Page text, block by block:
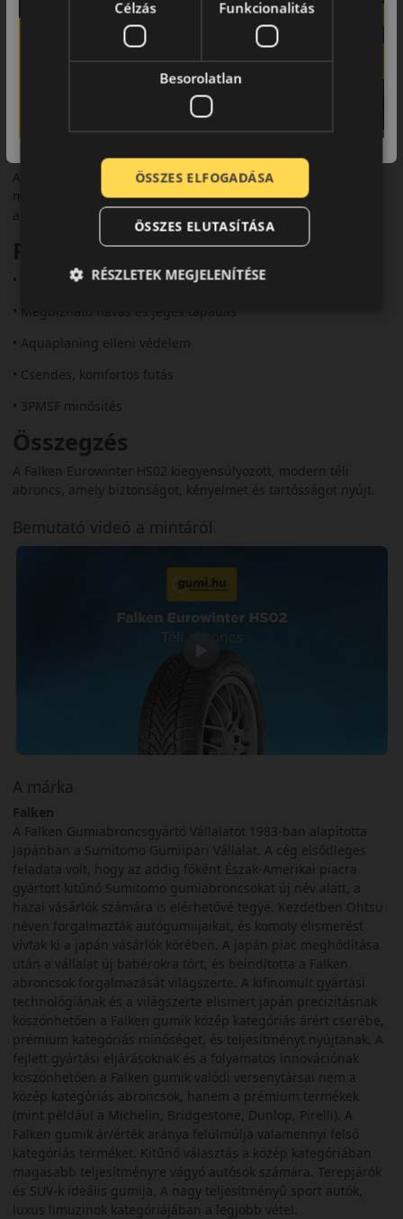
téli előírásoknak.
Komfort és zajszint
Az optimalizált blokkelrendezés halk futást eredményez, a
rezgések mérséklése pedig kényelmesebb vezetést biztosít
Felhasználási ajánlás
A Falken HS02 Eurowinter ideális választás azoknak a
mindennapi autósoknak, akik biztonságos és megbízható téli
abroncsot keresnek városi és autópályás közlekedéshez.
Fő előnyök röviden:
• Irányított V-alakú futófelület
• Megbízható havas és jeges tapadás
• Aquaplaning elleni védelem
• Csendes, komfortos futás
• 3PMSF minősítés
Összegzés
A Falken Eurowinter HS02 kiegyensúlyozott, modern téli
abroncs, amely biztonságot, kényelmet és tartósságot nyújt.
Bemutató videó a mintáról
A márka
Falken
A Falken Gumiabroncsgyártó Vállalatot 1983-ban alapította
Japánban a Sumitomo Gumiipari Vállalat. A cég elsődleges
feladata volt, hogy az addig főként Észak-Amerikai piacra
gyártott kitűnő Sumitomo gumiabroncsokat új név alatt, a
hazai vásárlók számára is elérhetővé tegye. Kezdetben Ohtsu
néven forgalmazták autógumiijaikat, és komoly elismerést
vívtak ki a japán vásárlók körében. A japán piac meghódítása
után a vállalat új babérokra tört, és beindította a Falken
abroncsok forgalmazását világszerte. A kifinomult gyártási
technológiának és a világszerte elismert japán precizitásnak
köszönhetően a Falken gumik közép kategóriás árért cserébe,
prémium kategóriás minőséget, és teljesítményt nyújtanak. A
fejlett gyártási eljárásoknak és a folyamatos innovációnak
köszönhetően a Falken gumik valódi versenytársai nem a
közép kategóriás abroncsok, hanem a prémium termékek
(mint például a Michelin, Bridgestone, Dunlop, Pirelli). A
Falken gumik ár/érték aránya felülmúlja valamennyi felső
kategóriás terméket. Kitűnő választás a közép kategóriában
magasabb teljesítményre vágyó autósok számára. Terepjárók
és SUV-k ideális gumija. A nagy teljesítményű sport autók,
luxus limuzinok kategóriájában a legjobb vétel.
Célzás Funkcionalitás
Besorolatlan
ÖSSZES ELFOGADÁSA
ÖSSZES ELUTASÍTÁSA
RÉSZLETEK MEGJELENÍTÉSE